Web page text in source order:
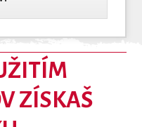
ZÍSKAŠ